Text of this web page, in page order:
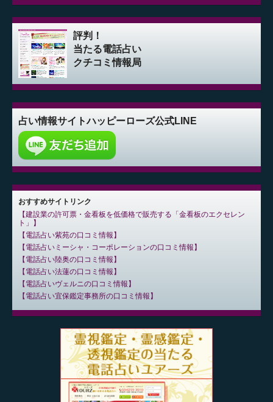
評判！
当たる電話占い
クチコミ情報局
占い情報サイトハッピーローズ公式LINE
おすすめサイトリンク
建設業の許可票・金看板を低価格で販売する「金看板のエクセレン
ト」
電話占い紫苑の口コミ情報
電話占いミーシャ・コーポレーションの口コミ情報
電話占い陸奥の口コミ情報
電話占い法蓮の口コミ情報
電話占いヴェルニの口コミ情報
電話占い宜保鑑定事務所の口コミ情報